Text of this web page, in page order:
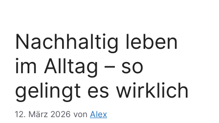
Nachhaltig leben
im Alltag – so
gelingt es wirklich
12. März 2026 von Alex